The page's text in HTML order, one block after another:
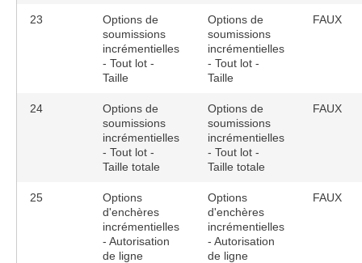
23
Options de
soumissions
incrémentielles
- Tout lot -
Taille
Options de
soumissions
incrémentielles
- Tout lot -
Taille
FAUX
24
Options de
soumissions
incrémentielles
- Tout lot -
Taille totale
Options de
soumissions
incrémentielles
- Tout lot -
Taille totale
FAUX
25
Options
d'enchères
incrémentielles
- Autorisation
de ligne
Options
d'enchères
incrémentielles
- Autorisation
de ligne
FAUX